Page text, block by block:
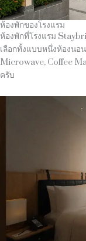
ห้องพักของโรงแรม
ห้องพักที่โรงแรม
เลือกทั้งแบบหนึ่งห้องนอ
Microwave, Coffee
ครับ